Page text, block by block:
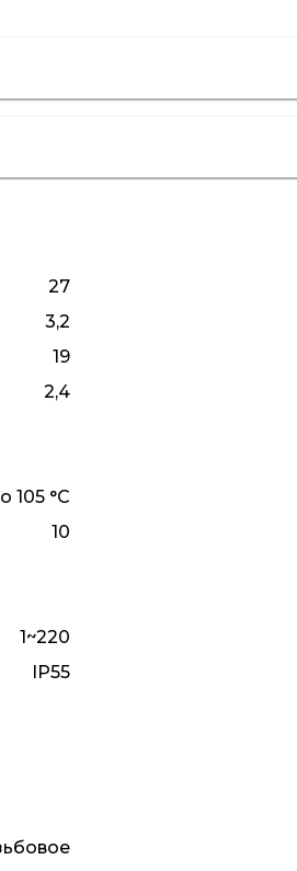
27
3,2
19
2,4
105 °С
10
1~220
IP55